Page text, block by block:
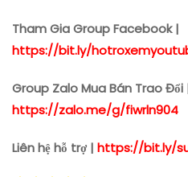
Tham Gia Group Facebook |
https://bit.ly/
Group Zalo Mua Bán Trao Đổi
https://zalo.me/g/fiwrln904
Liên hệ hỗ trợ | https://bit.ly/